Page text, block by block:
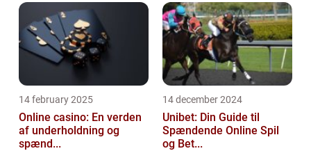
14 february 2025
Online casino: En verden
af underholdning og
spænd...
14 december 2024
Unibet: Din Guide til
Spændende Online Spil
og Bet...